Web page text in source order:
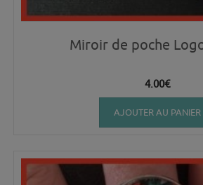
Miroir de poche
4.00€
AJOUTER AU PANIER